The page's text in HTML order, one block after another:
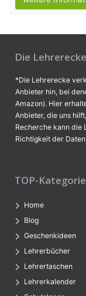
Die Lehrerecke
*Die Lehrerecke
Anbieter hin, bei
Amazon). Hier
Anbieter, die uns
Recherche kann die
Richtigkeit der
TOP-
Home
Blog
Geschenkideen
Lehrerbücher
Lehrertaschen
Lehrerkalender